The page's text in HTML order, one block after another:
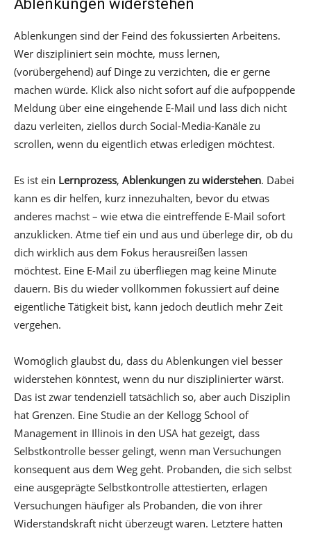
Ablenkungen widerstehen
Ablenkungen sind der Feind des fokussierten Arbeitens.
Wer diszipliniert sein möchte, muss lernen,
(vorübergehend) auf Dinge zu verzichten, die er gerne
machen würde. Klick also nicht sofort auf die aufpoppende
Meldung über eine eingehende E-Mail und lass dich nicht
dazu verleiten, ziellos durch Social-Media-Kanäle zu
scrollen, wenn du eigentlich etwas erledigen möchtest.
Es ist ein Lernprozess, Ablenkungen zu widerstehen. Dabei
kann es dir helfen, kurz innezuhalten, bevor du etwas
anderes machst – wie etwa die eintreffende E-Mail sofort
anzuklicken. Atme tief ein und aus und überlege dir, ob du
dich wirklich aus dem Fokus herausreißen lassen
möchtest. Eine E-Mail zu überfliegen mag keine Minute
dauern. Bis du wieder vollkommen fokussiert auf deine
eigentliche Tätigkeit bist, kann jedoch deutlich mehr Zeit
vergehen.
Womöglich glaubst du, dass du Ablenkungen viel besser
widerstehen könntest, wenn du nur disziplinierter wärst.
Das ist zwar tendenziell tatsächlich so, aber auch Disziplin
hat Grenzen. Eine Studie an der Kellogg School of
Management in Illinois in den USA hat gezeigt, dass
Selbstkontrolle besser gelingt, wenn man Versuchungen
konsequent aus dem Weg geht. Probanden, die sich selbst
eine ausgeprägte Selbstkontrolle attestierten, erlagen
Versuchungen häufiger als Probanden, die von ihrer
Widerstandskraft nicht überzeugt waren. Letztere hatten